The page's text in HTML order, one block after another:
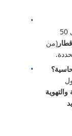
(من 1 متر إلى 50
(من